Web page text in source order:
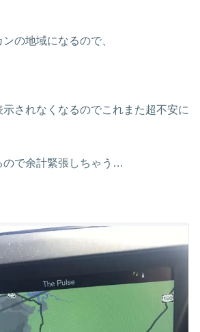
の地域になるので、
されなくなるのでこれまた超不安に
ので余計緊張しちゃう…